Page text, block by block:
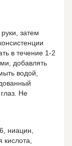
затем
в течение 1-2
добавлять
водой,
Не
ниацин,